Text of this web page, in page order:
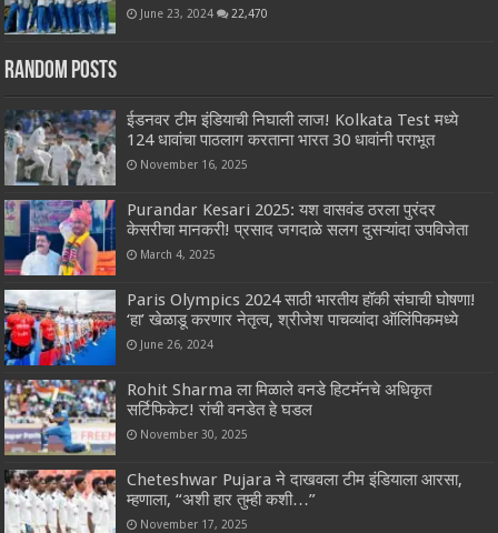
June 23, 2024 22,470
Random Posts
ईडनवर टीम इंडियाची निघाली लाज! Kolkata Test मध्ये
124 धावांचा पाठलाग करताना भारत 30 धावांनी पराभूत
November 16, 2025
Purandar Kesari 2025: यश वासवंड ठरला पुरंदर
केसरीचा मानकरी! प्रसाद जगदाळे सलग दुसऱ्यांदा उपविजेता
March 4, 2025
Paris Olympics 2024 साठी भारतीय हॉकी संघाची घोषणा!
‘हा’ खेळाडू करणार नेतृत्व, श्रीजेश पाचव्यांदा ऑलिंपिकमध्ये
June 26, 2024
Rohit Sharma ला मिळाले वनडे हिटमॅनचे अधिकृत
सर्टिफिकेट! रांची वनडेत हे घडल
November 30, 2025
Cheteshwar Pujara ने दाखवला टीम इंडियाला आरसा,
म्हणाला, “अशी हार तुम्ही कशी…”
November 17, 2025